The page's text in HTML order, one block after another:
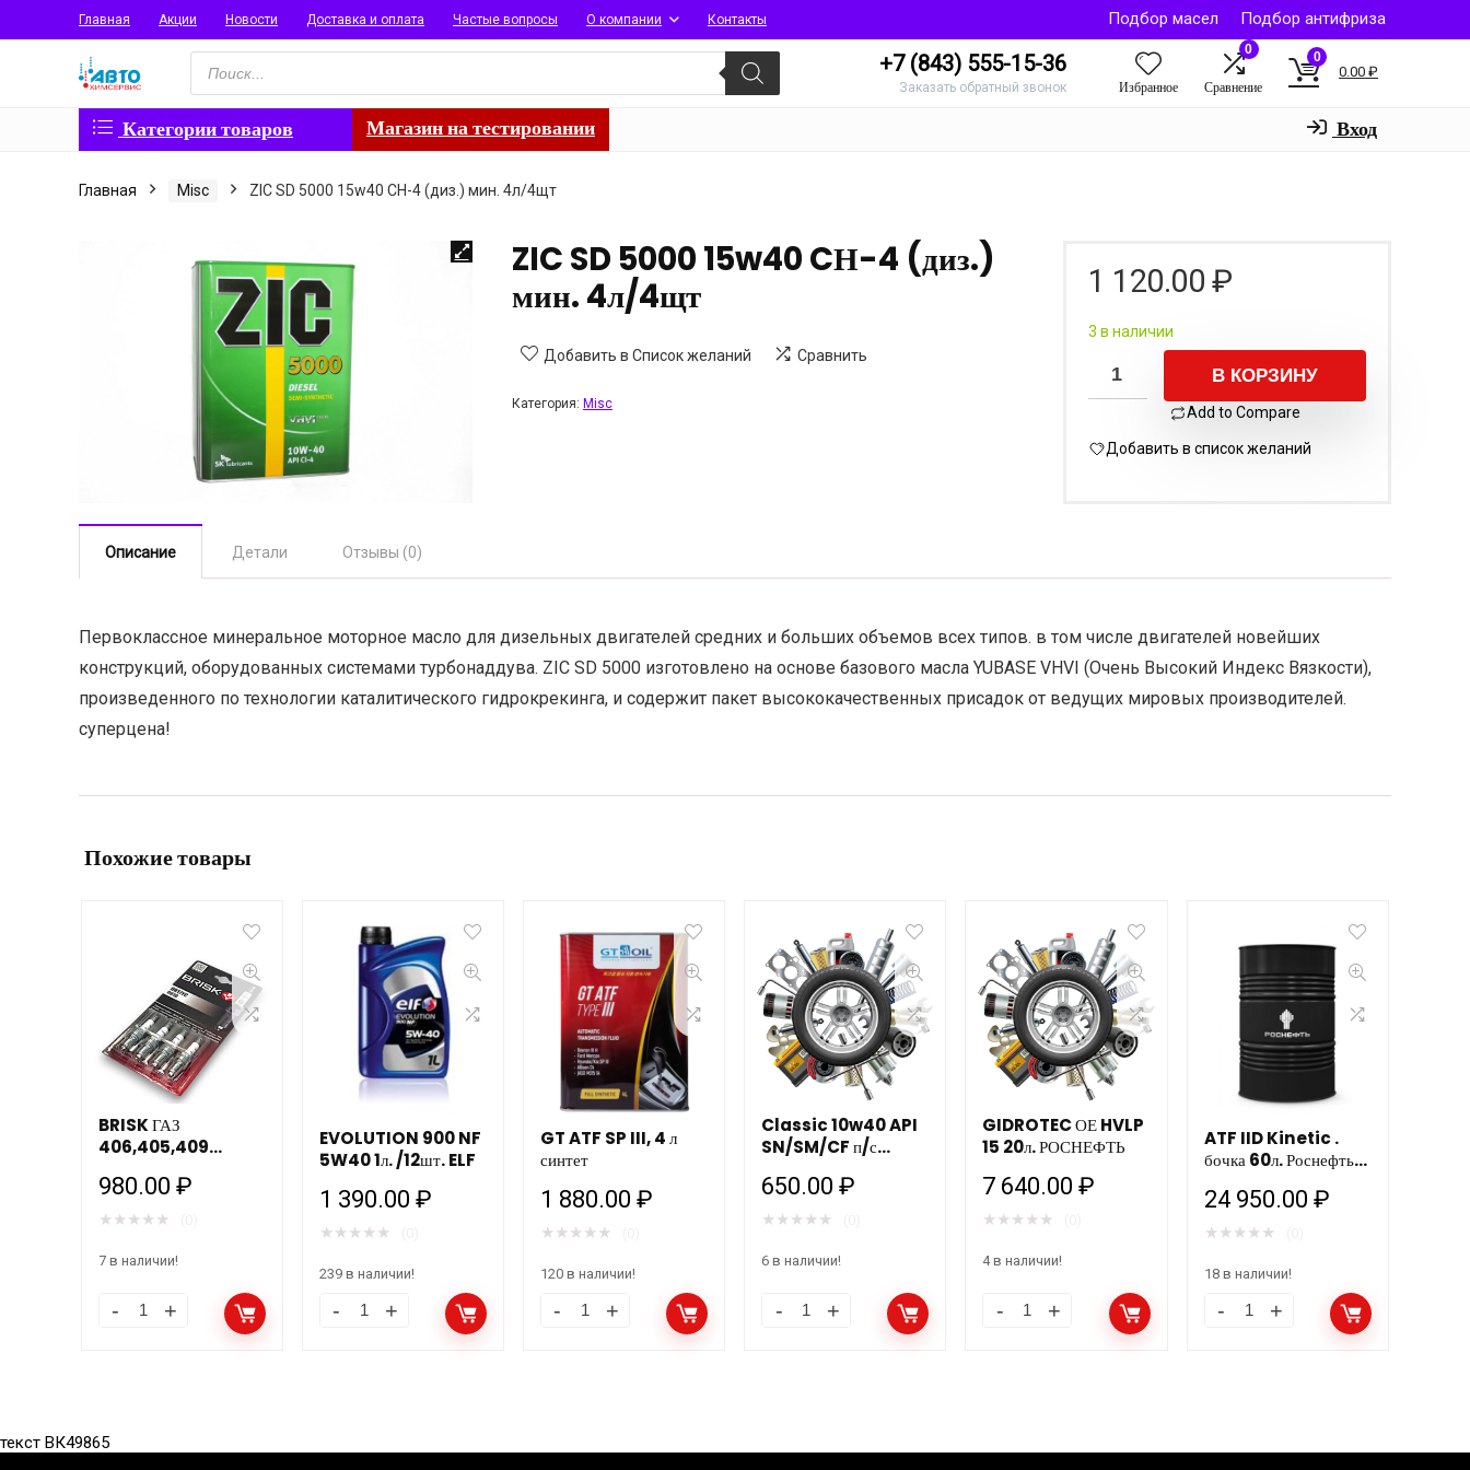
Главная Акции Новости Доставка и оплата Частые вопросы О компании Контакты Подбор масел
Подбор антифриза
Поиск
товаров
+7 (843) 555-15-36
Заказать обратный звонок Избранное
0
Сравнение
0
0.00 ₽
Категории товаров Магазин на тестировании Вход
Главная Misc ZIC SD 5000 15w40 CН-4 (диз.) мин. 4л/4щт
ZIC SD 5000 15w40 CН-4 (диз.)
мин. 4л/4щт
Добавить в Список желаний Сравнить
Категория: Misc
1 120.00 ₽
3 в наличии
В КОРЗИНУ
Add to Compare
Добавить в список желаний
Описание Детали Отзывы (0)
Первоклассное минеральное моторное масло для дизельных двигателей средних и больших объемов всех типов. в том числе двигателей новейших
конструкций, оборудованных системами турбонаддува. ZIC SD 5000 изготовлено на основе базового масла YUBASE VHVI (Очень Высокий Индекс Вязкости),
произведенного по технологии каталитического гидрокрекинга, и содержит пакет высококачественных присадок от ведущих мировых производителей.
суперцена!
Похожие товары
BRISK ГАЗ
406,405,409
0,7мм/ ключ 16мм
DR17YС 4шт.
980.00 ₽
★ ★ ★ ★ ★
7 в наличии!
EVOLUTION 900 NF
5W40 1л. /12шт. ELF
1 390.00 ₽
★ ★ ★ ★ ★
239 в наличии!
GT ATF SP III, 4 л
синтет
1 880.00 ₽
★ ★ ★ ★ ★
120 в наличии!
Classic 10w40 API
SN/SM/CF п/с
650.00₽
★ ★ ★ ★ ★
6 в наличии!
GIDROTEC ОЕ HVLP
15 20л. РОСНЕФТЬ
7 640.00₽
★ ★ ★ ★ ★
4 в наличии!
ATF IID Kinetic .
бочка 60л. Роснефть
24 950.00 ₽
★ ★ ★ ★ ★
18 в наличии!
текст ВК49865